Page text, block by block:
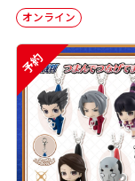
オンライン
予約